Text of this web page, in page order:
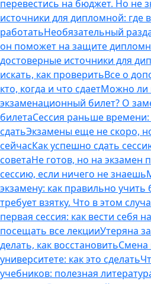
перевестись на бюджет. Но не
источники для дипломной: где
работатьНеобязательный
он поможет на защите
достоверные источники для
искать, как проверитьВсе о
кто, когда и что сдаетМожно ли
экзаменационный билет? О
билетаСессия раньше времени:
сдатьЭкзамены еще не скоро,
сейчасКак успешно сдать
советаНе готов, но на экзамен
сессию, если ничего не знаешь
экзамену: как правильно учить
требует взятку. Что в этом
первая сессия: как вести себя
посещать все лекцииУтеряна
делать, как восстановитьСмена
университете: как это сделать
учебников: полезная